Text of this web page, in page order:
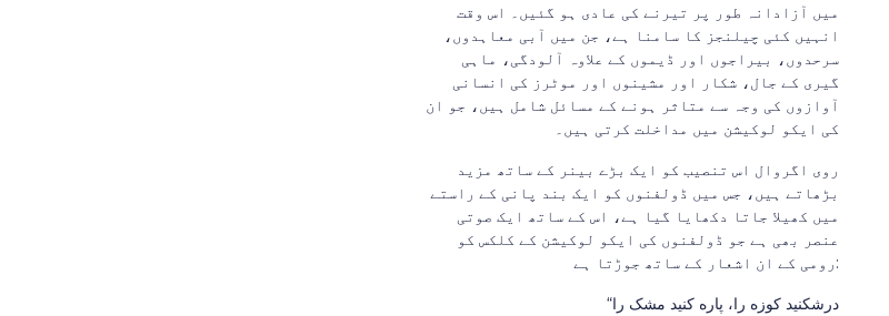
میں آزادانہ طور پر تیرنے کی عادی ہو گئیں۔ اس وقت
انہیں کئی چیلنجز کا سامنا ہے، جن میں آبی معاہدوں،
سرحدوں، بیراجوں اور ڈیموں کے علاوہ آلودگی، ماہی
گیری کے جال، شکار اور مشینوں اور موٹرز کی انسانی
آوازوں کی وجہ سے متاثر ہونے کے مسائل شامل ہیں، جو ان
کی ایکو لوکیشن میں مداخلت کرتی ہیں۔
روی اگروال اس تنصیب کو ایک بڑے بینر کے ساتھ مزید
بڑھاتے ہیں، جس میں ڈولفنوں کو ایک بند پانی کے راستے
میں کھیلا جاتا دکھایا گیا ہے، اس کے ساتھ ایک صوتی
عنصر بھی ہے جو ڈولفنوں کی ایکو لوکیشن کے کلکس کو
رومی کے ان اشعار کے ساتھ جوڑتا ہے:
“درشکنید کوزه را، پاره کنید مشک را